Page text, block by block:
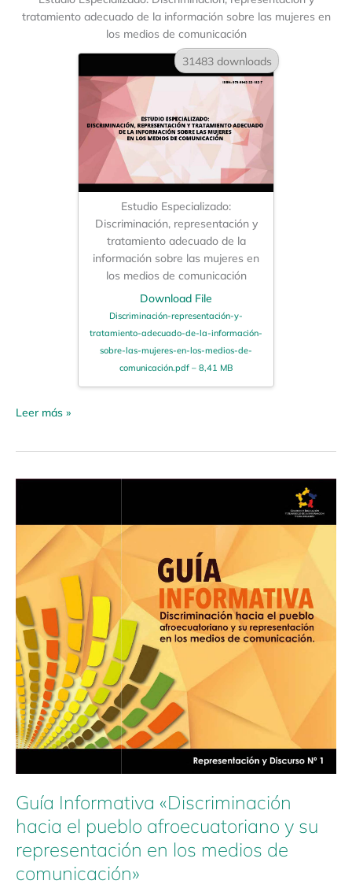
tratamiento adecuado de la información sobre las mujeres en
los medios de comunicación
31483 downloads
Estudio Especializado:
Discriminación, representación y
tratamiento adecuado de la
información sobre las mujeres en
los medios de comunicación
Download File
Discriminación-representación-y-
tratamiento-adecuado-de-la-información-
sobre-las-mujeres-en-los-medios-de-
comunicación.pdf – 8,41 MB
Leer más »
Guía Informativa «Discriminación
hacia el pueblo afroecuatoriano y su
representación en los medios de
comunicación»
pueblo
afroecuatoriano
su
representación
en
los
medios
de
comunicación»